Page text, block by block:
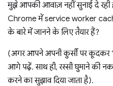
मुझे आपकी आवाज़ नहीं सुनाई दे रही
Chrome में service worker
के बारे में जानने के लिए तैयार हैं?
(अगर आपने अपनी कुर्सी पर कूदकर
आगे पढ़ें. साथ ही, रस्सी घुमाने की
करने का सुझाव दिया जाता है).